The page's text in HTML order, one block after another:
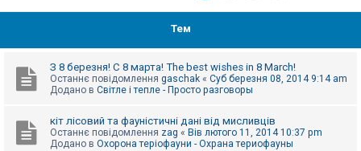
я
е
и
з
Тем
З 8 березня! С 8 марта! The best wishes in 8 March!
Останнє повідомлення gaschak « Суб березня 08, 2014 9:14 am
Додано в Світле і тепле - Просто разговоры
кіт лісовий та фауністичні дані від мисливців
Останнє повідомлення zag « Вів лютого 11, 2014 10:37 pm
Додано в Охорона теріофауни - Охрана териофауны